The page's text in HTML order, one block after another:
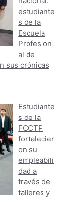
estudiante
s de la
Escuela
Profesion
al de
sus crónicas
Estudiante
s de la
FCCTP
fortalecier
on su
empleabili
dad a
través de
talleres y